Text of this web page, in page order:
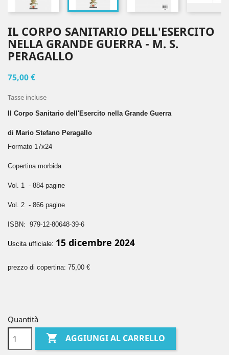
IL CORPO SANITARIO DELL'ESERCITO
NELLA GRANDE GUERRA - M. S.
PERAGALLO
75,00 €
Tasse incluse
Il Corpo Sanitario dell'Esercito nella Grande Guerra
di Mario Stefano Peragallo
Formato 17x24
Copertina morbida
Vol. 1 - 884 pagine
Vol. 2 - 866 pagine
ISBN: 979-12-80648-39-6
Uscita ufficiale: 15 dicembre 2024
prezzo di copertina: 75,00 €
Quantità
 AGGIUNGI AL CARRELLO